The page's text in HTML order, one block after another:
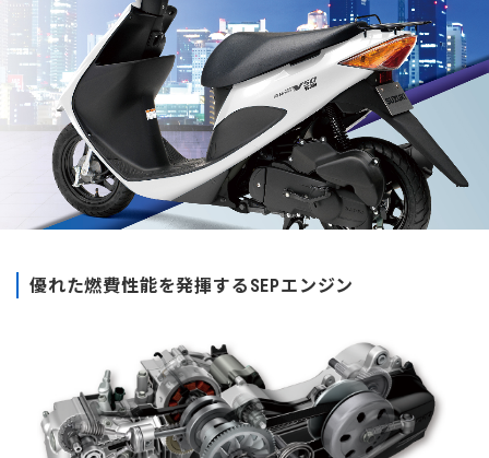
優れた燃費性能を発揮するSEPエンジン